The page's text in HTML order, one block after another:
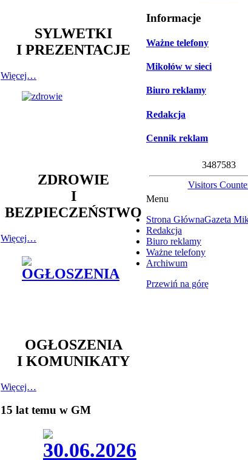
SYLWETKI
I PREZENTACJE
Więcej…
ZDROWIE
I
BEZPIECZEŃSTWO
Więcej…
OGŁOSZENIA
I KOMUNIKATY
Więcej…
15 lat temu w GM
Informacje
Ważne telefony
Mikołów w sieci
Biuro reklamy
Redakcja
Cennik reklam
3487583
Visitors
Menu
Strona GłównaGazeta
Redakcja
Biuro reklamy
Ważne telefony
Archiwum
Przewiń na górę